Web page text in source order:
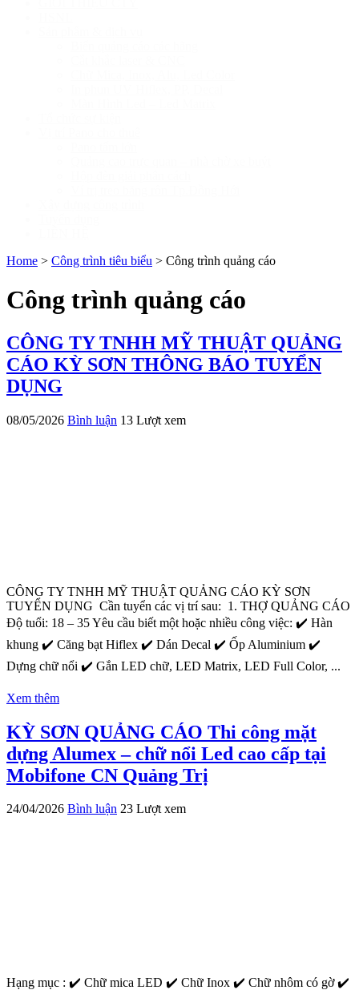
Home > Công trình tiêu biểu > Công trình quảng cáo
Công trình quảng cáo
CÔNG TY TNHH MỸ THUẬT QUẢNG
CÁO KỲ SƠN THÔNG BÁO TUYỂN
DỤNG
08/05/2026 Bình luận 13 Lượt xem
CÔNG TY TNHH MỸ THUẬT QUẢNG CÁO KỲ SƠN
TUYỂN DỤNG Cần tuyển các vị trí sau: 1. THỢ QUẢNG CÁO
Độ tuổi: 18 – 35 Yêu cầu biết một hoặc nhiều công việc: ✔️ Hàn
khung ✔️ Căng bạt Hiflex ✔️ Dán Decal ✔️ Ốp Aluminium ✔️
Dựng chữ nổi ✔️ Gắn LED chữ, LED Matrix, LED Full Color, ...
Xem thêm
KỲ SƠN QUẢNG CÁO Thi công mặt
dựng Alumex – chữ nổi Led cao cấp tại
Mobifone CN Quảng Trị
24/04/2026 Bình luận 23 Lượt xem
Hạng mục : ✔️ Chữ mica LED ✔️ Chữ Inox ✔️ Chữ nhôm có gờ ✔️